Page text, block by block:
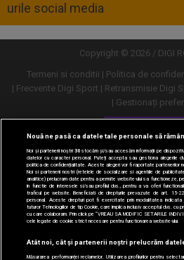
urile social media
Copyright © 2026 / DIGI
Termeni si conditii
Politica de
Frecvente Digi Sport
Retransmisie Digi
Gestionați
Versiune
Nouă ne pasă ca datele tale personale să
Noi și partenerii noștri30stocăm și/sau accesăm informații pe
datelor cu caracter personal. Puteți accepta sau gestiona alegerile
politica de confidențialitate. Aceste alegeri vor fi raportate partenerilor
Noi si partenerii nostri (retelele de socializare si agentiile de
analitice) prelucram date pentru a permite website-ului sa functioneze,
in functie de interesele si/sau profilul dvs., pentru a va oferi
traficul pe website. Beneficiati de drepturile prevazute de art. 15-
personal. Aceste drepturi pot fi exercitate prin modalitatea indicata
tuturor Tehnologiilor de tip Cookie, care implica inclusiv acceptul dvs.
cu care colaboram. Prin click pe “VREAU SA MODIFIC SETARILE
cele legate de cookie strict necesare pentru functionarea website-ului.
Atât noi, cât și partenerii noștri prelucrăm
Măsurarea performanței reclamelor. Utilizarea profilurilor pentru